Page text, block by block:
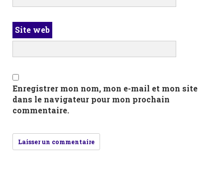
Site web
Enregistrer mon nom, mon e-mail et mon site
dans le navigateur pour mon prochain
commentaire.